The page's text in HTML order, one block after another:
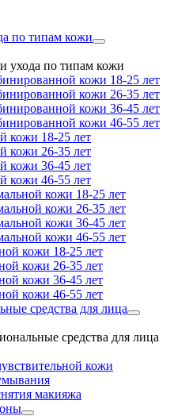
по типам кожи
ухода по типам кожи
кожи 18-25 лет
кожи 26-35 лет
кожи 36-45 лет
кожи 46-55 лет
кожи 18-25 лет
кожи 26-35 лет
кожи 36-45 лет
кожи 46-55 лет
кожи 18-25 лет
кожи 26-35 лет
кожи 36-45 лет
кожи 46-55 лет
кожи 18-25 лет
кожи 26-35 лет
кожи 36-45 лет
кожи 46-55 лет
средства для лица
средства для лица
кожи
макияжа